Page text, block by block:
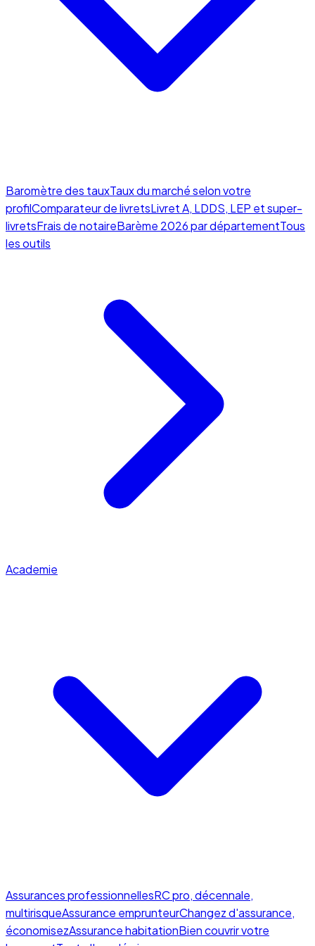
Baromètre des tauxTaux du marché selon votre
profilComparateur de livretsLivret A, LDDS, LEP et super-
livretsFrais de notaireBarème 2026 par départementTous
les outils
Academie
Assurances professionnellesRC pro, décennale,
multirisqueAssurance emprunteurChangez d'assurance,
économisezAssurance habitationBien couvrir votre